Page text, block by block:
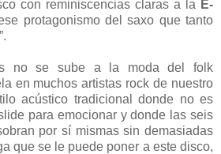
con reminiscencias claras a la E-
protagonismo del saxo que tanto
no se sube a la moda del folk
en muchos artistas rock de nuestro
acústico tradicional donde no es
para emocionar y donde las seis
por sí mismas sin demasiadas
que se le puede poner a este disco,